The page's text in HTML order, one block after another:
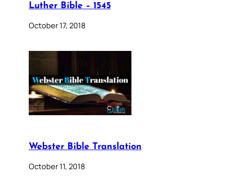
Luther Bible – 1545
October 17, 2018
Webster Bible Translation
October 11, 2018